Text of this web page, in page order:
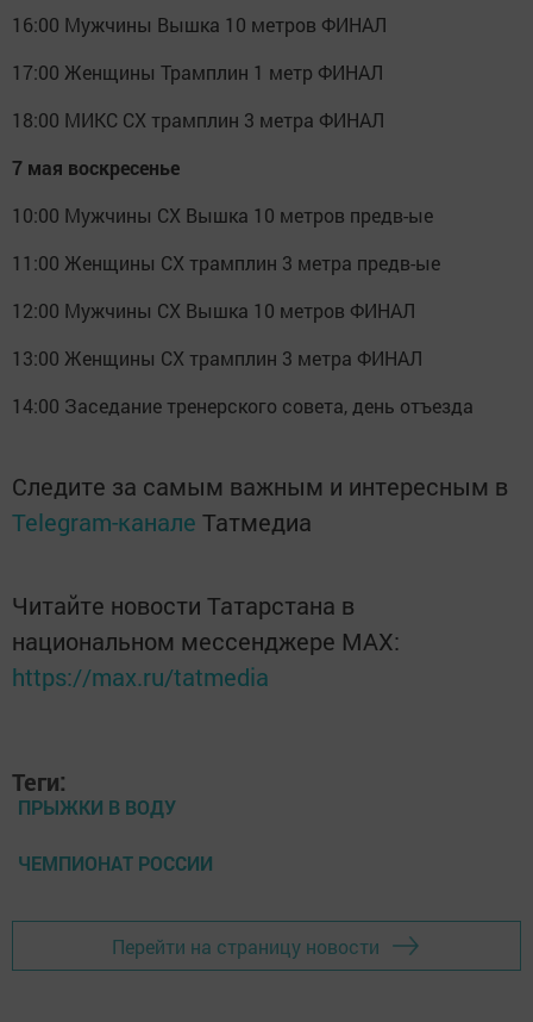
16:00 Мужчины Вышка 10 метров ФИНАЛ
17:00 Женщины Трамплин 1 метр ФИНАЛ
18:00 МИКС СХ трамплин 3 метра ФИНАЛ
7 мая воскресенье
10:00 Мужчины СХ Вышка 10 метров предв-ые
11:00 Женщины СХ трамплин 3 метра предв-ые
12:00 Мужчины СХ Вышка 10 метров ФИНАЛ
13:00 Женщины СХ трамплин 3 метра ФИНАЛ
14:00 Заседание тренерского совета, день отъезда
Следите за самым важным и интересным в
Telegram-канале Татмедиа
Читайте новости Татарстана в
национальном мессенджере MАХ:
https://max.ru/tatmedia
Теги:
ПРЫЖКИ В ВОДУ
ЧЕМПИОНАТ РОССИИ
Перейти на страницу новости